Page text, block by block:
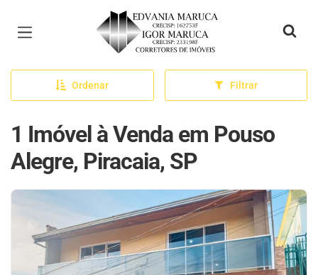
Página inicial
Ordenar Filtrar
1 Imóvel à Venda em Pouso
Alegre, Piracaia, SP